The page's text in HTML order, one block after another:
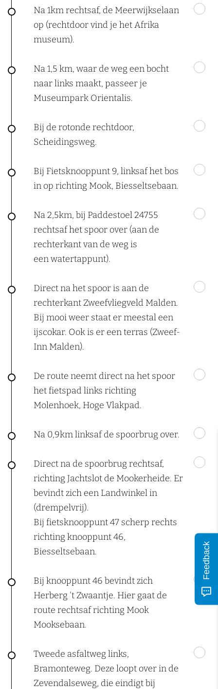
Na 1km rechtsaf, de Meerwijkselaan
op (rechtdoor vind je het Afrika
museum).
Na 1,5 km, waar de weg een bocht
naar links maakt, passeer je
Museumpark Orientalis.
Bij de rotonde rechtdoor,
Scheidingsweg.
Bij Fietsknooppunt 9, linksaf het bos
in op richting Mook, Biesseltsebaan.
Na 2,5km, bij Paddestoel 24755
rechtsaf het spoor over (aan de
rechterkant van de weg is
een watertappunt).
Direct na het spoor is aan de
rechterkant Zweefvliegveld Malden.
Bij mooi weer staat er meestal een
ijscokar. Ook is er een terras (Zweef-
Inn Malden).
De route neemt direct na het spoor
het fietspad links richting
Molenhoek, Hoge Vlakpad.
Na 0,9km linksaf de spoorbrug over.
Direct na de spoorbrug rechtsaf,
richting Jachtslot de Mookerheide. Er
bevindt zich een Landwinkel in
(drempelvrij).
Bij fietsknooppunt 47 scherp rechts
richting knooppunt 46,
Biesseltsebaan.
Bij knooppunt 46 bevindt zich
Herberg 't Zwaantje. Hier gaat de
route rechtsaf richting Mook
Mooksebaan.
Tweede asfaltweg links,
Bramonteweg. Deze loopt over in de
Zevendalseweg, die eindigt bij
Feedback